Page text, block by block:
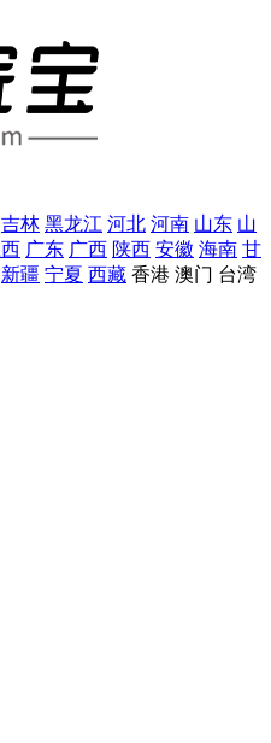
吉林 黑龙江 河北 河南 山东 山
广东 广西 陕西 安徽 海南 甘
新疆 宁夏 西藏 香港 澳门 台湾